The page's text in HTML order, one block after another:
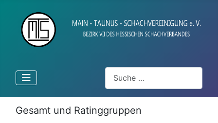
Suchen
Gesamt und Ratinggruppen